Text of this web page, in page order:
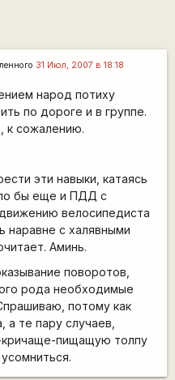
31 Июл, 2007 в 18:18
народ потиху
по дороге и в группе.
к сожалению.
эти навыки, катаясь
бы еще и ПДД с
велосипедиста
наравне с халявными
Аминь.
поворотов,
рода необходимые
потому как
а те пару случаев,
пищащую толпу